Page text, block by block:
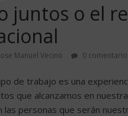
juntos o el
Manuel Vecino 0
de trabajo es una
que alcanzamos en
las personas que serán